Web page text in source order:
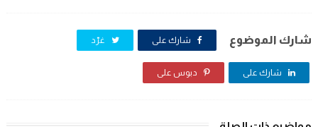
شارك الموضوع شارك على غرّد
شارك على دبوس على